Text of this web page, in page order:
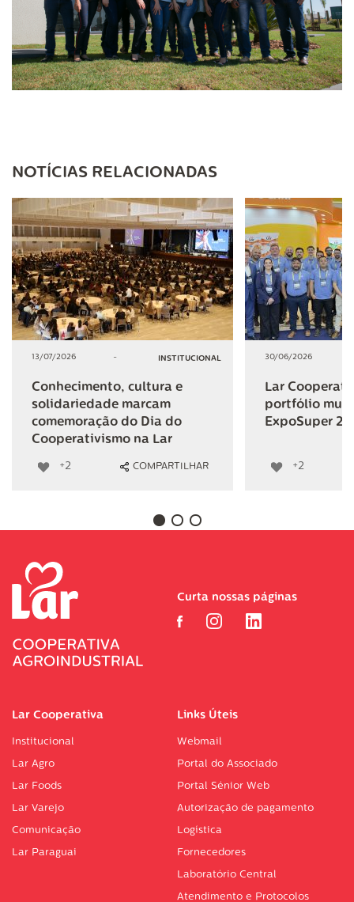
NOTÍCIAS RELACIONADAS
13/07/2026 - INSTITUCIONAL
Conhecimento, cultura e
solidariedade marcam
comemoração do Dia do
Cooperativismo na Lar
+2 COMPARTILHAR
30/06/2026
Lar
portfólio
ExpoSuper
+2
Lar Cooperativa
Institucional
Lar Agro
Lar Foods
Lar Varejo
Comunicação
Lar Paraguai
Links Úteis
Webmail
Portal do Associado
Portal Sénior Web
Autorização de pagamento
Logística
Fornecedores
Laboratório Central
Atendimento e Protocolos
Curta nossas páginas